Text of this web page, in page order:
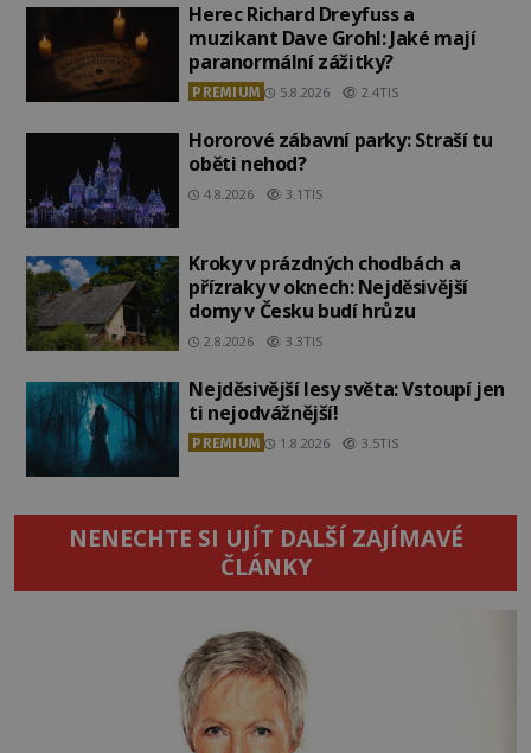
Herec Richard Dreyfuss a
muzikant Dave Grohl: Jaké mají
paranormální zážitky?
PREMIUM 5.8.2026 2.4TIS
Hororové zábavní parky: Straší tu
oběti nehod?
4.8.2026 3.1TIS
Kroky v prázdných chodbách a
přízraky v oknech: Nejděsivější
domy v Česku budí hrůzu
2.8.2026 3.3TIS
Nejděsivější lesy světa: Vstoupí jen
ti nejodvážnější!
PREMIUM 1.8.2026 3.5TIS
NENECHTE SI UJÍT DALŠÍ ZAJÍMAVÉ
ČLÁNKY